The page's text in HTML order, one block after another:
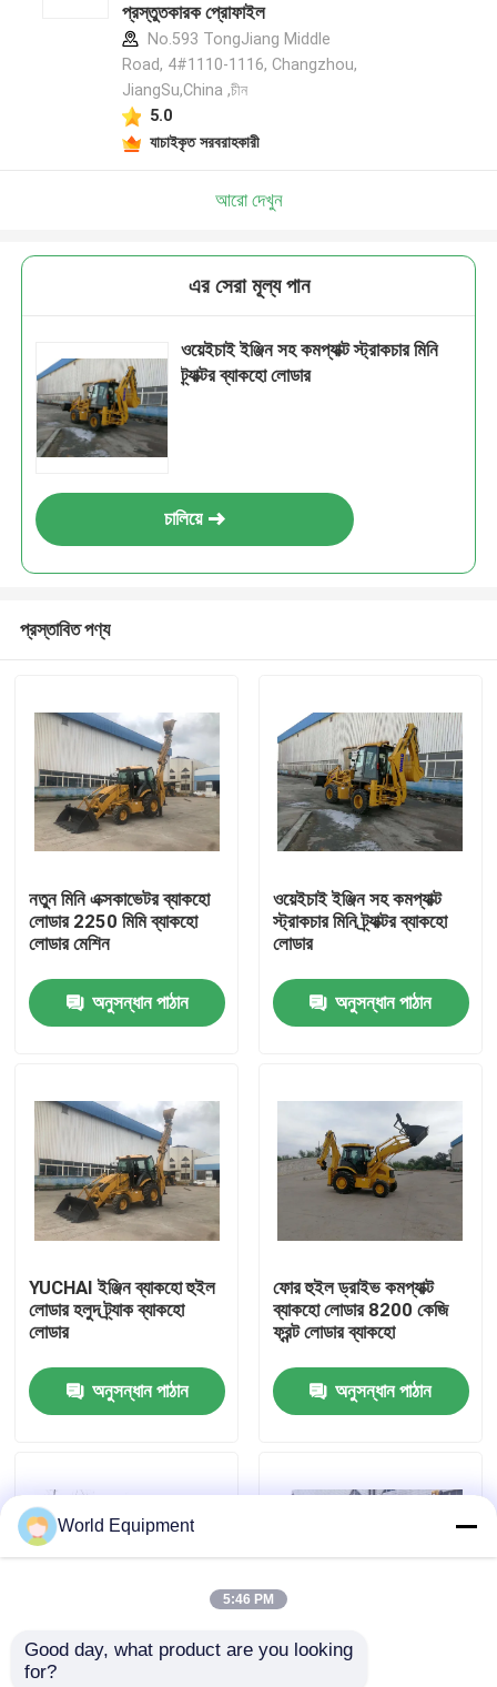
পণ্য
আমাদের সম্বন্ধে
মান নিয়ন্ত্রণ
যোগাযোগ করুন
মামলা
হাইড্রোলিক ক্রলার এক্সকাভেটর
মিনি ক্রলার এক্সকাভেটর
প্রস্তুতকারক প্রোফাইল
No.593 TongJiang Middle
Road, 4#1110-1116, Changzhou,
JiangSu,China ,চীন
5.0
যাচাইকৃত সরবরাহকারী
আরো দেখুন
এর সেরা মূল্য পান
ওয়েইচাই ইঞ্জিন সহ কমপ্যাক্ট স্ট্রাকচার মিনি
ট্র্যাক্টর ব্যাকহো লোডার
চালিয়ে
প্রস্তাবিত পণ্য
নতুন মিনি এক্সকাভেটর ব্যাকহো
লোডার 2250 মিমি ব্যাকহো
লোডার মেশিন
অনুসন্ধান পাঠান
ওয়েইচাই ইঞ্জিন সহ কমপ্যাক্ট
স্ট্রাকচার মিনি ট্র্যাক্টর ব্যাকহো
লোডার
অনুসন্ধান পাঠান
YUCHAI ইঞ্জিন ব্যাকহো হুইল
লোডার হলুদ ট্র্যাক ব্যাকহো
লোডার
অনুসন্ধান পাঠান
ফোর হুইল ড্রাইভ কমপ্যাক্ট
ব্যাকহো লোডার 8200 কেজি
ফ্রন্ট লোডার ব্যাকহো
অনুসন্ধান পাঠান
75KW ব্যাকহো হুইল লোডার
World Equipment
5:46 PM
Good day, what product are you looking
for?